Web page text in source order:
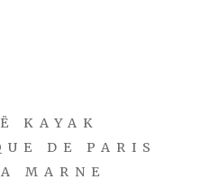
KAYAK
DE PARIS
MARNE